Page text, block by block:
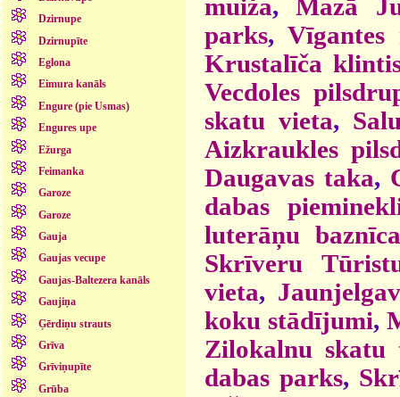
Dzirnupe
Dzirnupīte
Eglona
Eimura kanāls
Engure (pie Usmas)
Engures upe
Ežurga
Feimanka
Garoze
Garoze
Gauja
Gaujas vecupe
Gaujas-Baltezera kanāls
Gaujiņa
Ģērdiņu strauts
Grīva
Grīviņupīte
Grūba
muiža,Mazā
parks,Vīgantes
Krustalīča
Vecdoles
skatu vieta,
Aizkraukles
Daugavas taka,
dabas
luterāņu baznīca
Skrīveru
vieta,
koku stādījumi,
Zilokalnu skatu
dabas parks,